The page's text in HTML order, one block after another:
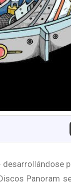
Panoram